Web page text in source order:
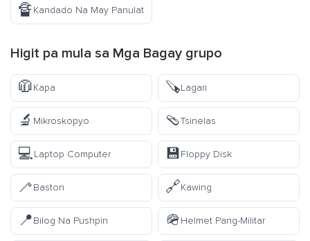
🔏Kandado Na May Panulat
Higit pa mula sa Mga Bagay grupo
🧥Kapa 🪚Lagari
🔬 Mikroskopyo 🩴Tsinelas
💻Laptop Computer 💾Floppy Disk
🦯Baston 🔗Kawing
📍Bilog Na Pushpin 🪖Helmet Pang-Militar